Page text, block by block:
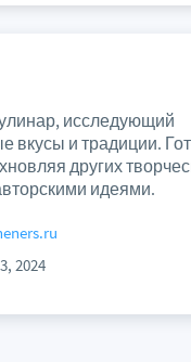
исследующий
вкусы и традиции.
других
идеями.
2024